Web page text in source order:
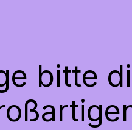
bitte